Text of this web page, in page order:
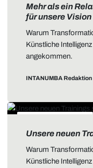
Mehr als ein
für unsere Vision
Warum
Künstliche
angekommen.
INTANUMBA Redaktion
Unsere neuen
Warum
Künstliche